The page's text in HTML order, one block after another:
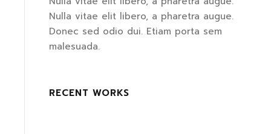
Nulla vitae elit libero, a pharetra augue.
Donec sed odio dui. Etiam porta sem
malesuada.
RECENT WORKS